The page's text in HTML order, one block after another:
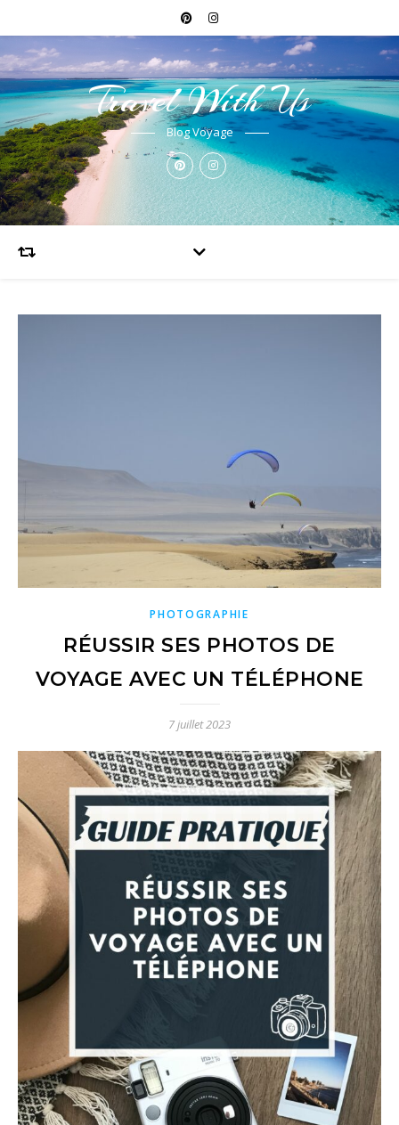
Travel With Us
Blog Voyage
PHOTOGRAPHIE
RÉUSSIR SES PHOTOS DE
VOYAGE AVEC UN TÉLÉPHONE
7 juillet 2023